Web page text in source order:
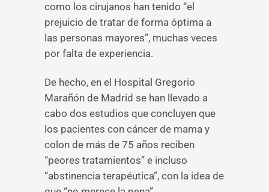
como los cirujanos han tenido “el
prejuicio de tratar de forma óptima a
las personas mayores”, muchas veces
por falta de experiencia.
De hecho, en el Hospital Gregorio
Marañón de Madrid se han llevado a
cabo dos estudios que concluyen que
los pacientes con cáncer de mama y
colon de más de 75 años reciben
“peores tratamientos” e incluso
“abstinencia terapéutica”, con la idea de